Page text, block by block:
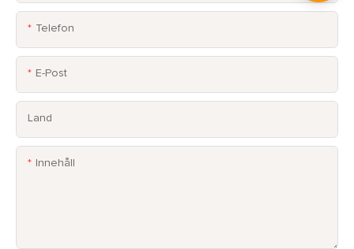
Telefon
E-Post
Land
Innehåll